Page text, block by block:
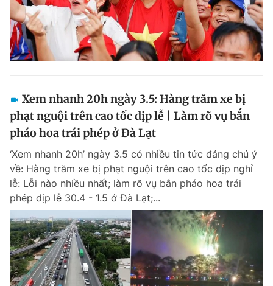
Xem nhanh 20h ngày 3.5: Hàng trăm xe bị
phạt nguội trên cao tốc dịp lễ | Làm rõ vụ bắn
pháo hoa trái phép ở Đà Lạt
‘Xem nhanh 20h’ ngày 3.5 có nhiều tin tức đáng chú ý
về: Hàng trăm xe bị phạt nguội trên cao tốc dịp nghỉ
lễ: Lỗi nào nhiều nhất; làm rõ vụ bắn pháo hoa trái
phép dịp lễ 30.4 - 1.5 ở Đà Lạt;...